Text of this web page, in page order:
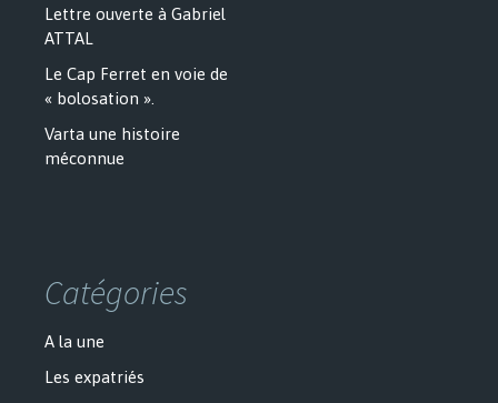
Lettre ouverte à Gabriel
ATTAL
Le Cap Ferret en voie de
« bolosation ».
Varta une histoire
méconnue
Catégories
A la une
Les expatriés